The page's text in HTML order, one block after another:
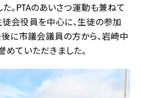
。PTAのあいさつ運動も兼ねて
徒会役員を中心に、生徒の参加
後に市議会議員の方から、岩崎中
ていただきました。